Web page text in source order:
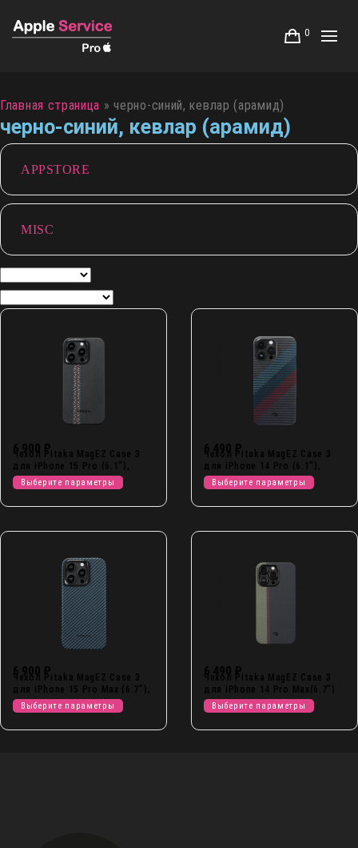
0
Главная страница »черно-синий, кевлар (арамид)
черно-синий, кевлар (арамид)
APPSTORE
MISC
6 900 ₽
Чехол Pitaka MagEZ Case 3
для iPhone 15 Pro (6.1″),
кевлар
Выберите параметры
6 490 ₽
Чехол Pitaka MagEZ Case 3
для iPhone 14 Pro (6.1″),
кевлар
Выберите параметры
6 900 ₽
Чехол Pitaka MagEZ Case 3
для iPhone 15 Pro Max (6.7″),
кевлар
Выберите параметры
6 490 ₽
Чехол Pitaka MagEZ Case 3
для iPhone 14 Pro Max(6.7″)
кевлар
Выберите параметры